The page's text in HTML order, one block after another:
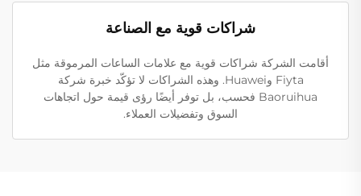
شراكات قوية مع الصناعة
أقامت الشركة شراكات قوية مع علامات الساعات المرموقة مثل
Fiyta وHuawei. وهذه الشراكات لا تؤكّد خبرة شركة
Baoruihua فحسب، بل توفر أيضًا رؤى قيمة حول اتجاهات
السوق وتفضيلات العملاء.